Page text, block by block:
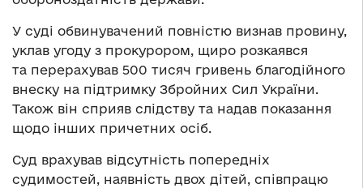
У суді обвинувачений повністю визнав провину,
уклав угоду з прокурором, щиро розкаявся
та перерахував 500 тисяч гривень благодійного
внеску на підтримку Збройних Сил України.
Також він сприяв слідству та надав показання
щодо інших причетних осіб.
Суд врахував відсутність попередніх
судимостей, наявність двох дітей, співпрацю